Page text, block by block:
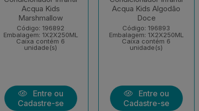
Acqua Kids
Marshmallow
Código: 196892
Embalagem: 1X2X250ML
Caixa contém 6
unidade(s)
Entre ou
Cadastre-se
Acqua Kids Algodão
Doce
Código: 196893
Embalagem: 1X2X250ML
Caixa contém 6
unidade(s)
Entre ou
Cadastre-se